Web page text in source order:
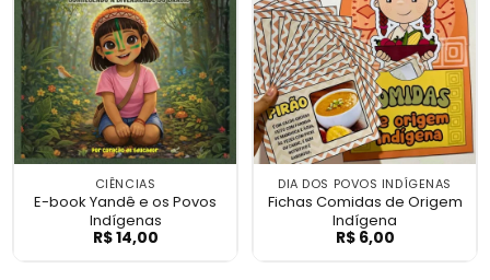
CIÊNCIAS
E-book Yandê e os Povos
Indígenas
E-book Yandê e os Povos Indígenas
R$14,00
DIA DOS POVOS INDÍGENAS
Fichas Comidas de Origem
Indígena
Fichas
R$6,00